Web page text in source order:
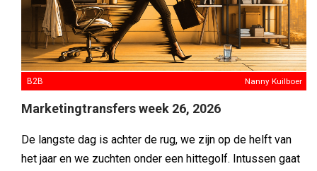
B2B Nanny Kuilboer
Marketingtransfers week 26, 2026
De langste dag is achter de rug, we zijn op de helft van
het jaar en we zuchten onder een hittegolf. Intussen gaat